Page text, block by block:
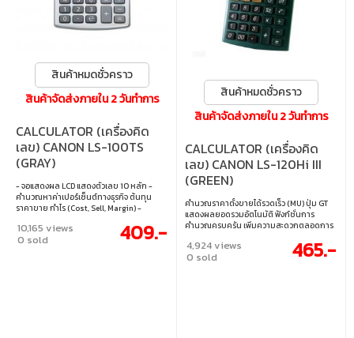
สินค้าหมดชั่วคราว
สินค้าจัดส่งภายใน 2 วันทำการ
CALCULATOR (เครื่องคิด
เลข) CANON LS-100TS
(GRAY)
- จอแสดงผล LCD แสดงตัวเลข 10 หลัก -
คำนวณหาค่าเปอร์เซ็นต์ทางธุรกิจ ต้นทุน
ราคาขาย กำไร (Cost, Sell, Margin) -
พลังงาน 2 ระบบ ทั้ง พลังงานแสงอาทิตย์ และ
แบตเตอรี่
10,165 views
0 sold 409.-
สินค้าหมดชั่วคราว
สินค้าจัดส่งภายใน 2 วันทำการ
CALCULATOR (เครื่องคิด
เลข) CANON LS-120Hi III
(GREEN)
คำนวณราคาตั้งขายได้รวดเร็ว (MU) ปุ่ม GT
แสดงผลยอดรวมอัตโนมัติ ฟังก์ชั่นการ
คำนวณครบครัน เพิ่มความสะดวกตลอดการ
อาทิตย์ และแบตเตอรี่
4,924 views
0 sold 465.-